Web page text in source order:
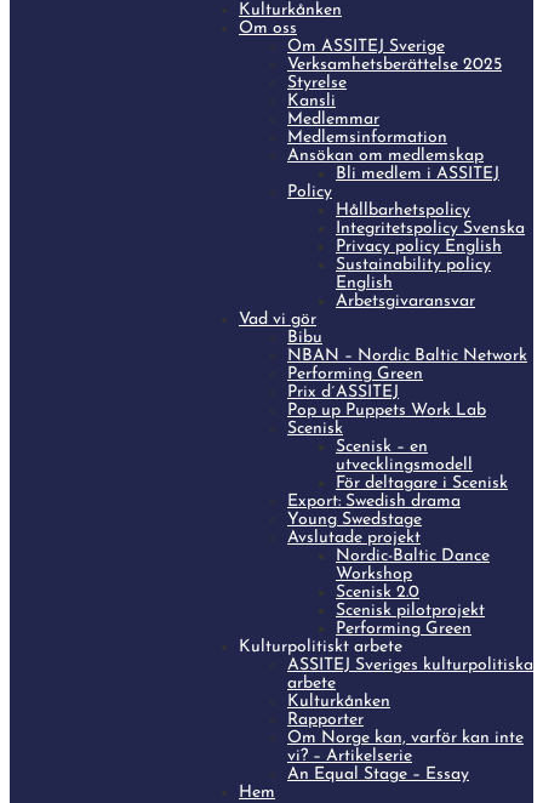
Kulturkånken
Om oss
Om ASSITEJ Sverige
Verksamhetsberättelse 2025
Styrelse
Kansli
Medlemmar
Medlemsinformation
Ansökan om medlemskap
Bli medlem i ASSITEJ
Policy
Hållbarhetspolicy
Integritetspolicy Svenska
Privacy policy English
Sustainability policy
English
Arbetsgivaransvar
Vad vi gör
Bibu
NBAN – Nordic Baltic Network
Performing Green
Prix d´ASSITEJ
Pop up Puppets Work Lab
Scenisk
Scenisk – en
utvecklingsmodell
För deltagare i Scenisk
Export: Swedish drama
Young Swedstage
Avslutade projekt
Nordic-Baltic Dance
Workshop
Scenisk 2.0
Scenisk pilotprojekt
Performing Green
Kulturpolitiskt arbete
ASSITEJ Sveriges kulturpolitiska
arbete
Kulturkånken
Rapporter
Om Norge kan, varför kan inte
vi? – Artikelserie
An Equal Stage – Essay
Hem